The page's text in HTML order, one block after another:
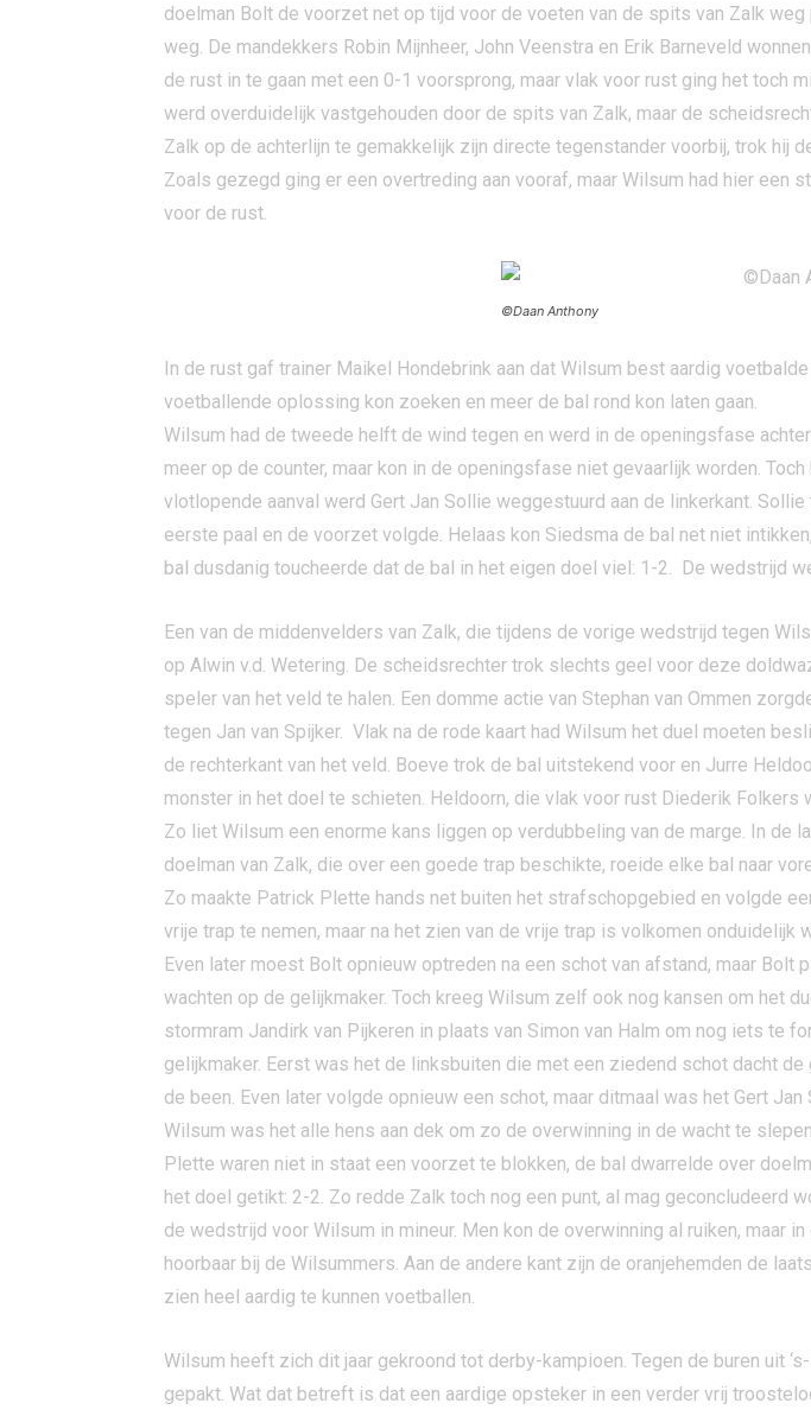
doelman Bolt de voorzet net op tijd voor de voeten van de spits van Zalk
weg. De mandekkers Robin Mijnheer, John Veenstra en Erik Barneveld
de rust in te gaan met een 0-1 voorsprong, maar vlak voor rust ging het toch
werd overduidelijk vastgehouden door de spits van Zalk, maar de
Zalk op de achterlijn te gemakkelijk zijn directe tegenstander voorbij, trok hij
Zoals gezegd ging er een overtreding aan vooraf, maar Wilsum had hier een
voor de rust.
©Daan Anthony
In de rust gaf trainer Maikel Hondebrink aan dat Wilsum best aardig
voetballende oplossing kon zoeken en meer de bal rond kon laten gaan.
Wilsum had de tweede helft de wind tegen en werd in de openingsfase
meer op de counter, maar kon in de openingsfase niet gevaarlijk worden.
vlotlopende aanval werd Gert Jan Sollie weggestuurd aan de linkerkant.
eerste paal en de voorzet volgde. Helaas kon Siedsma de bal net niet
bal dusdanig toucheerde dat de bal in het eigen doel viel: 1-2. De wedstrijd
Een van de middenvelders van Zalk, die tijdens de vorige wedstrijd tegen
op Alwin v.d. Wetering. De scheidsrechter trok slechts geel voor deze
speler van het veld te halen. Een domme actie van Stephan van Ommen
tegen Jan van Spijker. Vlak na de rode kaart had Wilsum het duel moeten
de rechterkant van het veld. Boeve trok de bal uitstekend voor en Jurre
monster in het doel te schieten. Heldoorn, die vlak voor rust Diederik
Zo liet Wilsum een enorme kans liggen op verdubbeling van de marge. In de
doelman van Zalk, die over een goede trap beschikte, roeide elke bal naar
Zo maakte Patrick Plette hands net buiten het strafschopgebied en volgde
vrije trap te nemen, maar na het zien van de vrije trap is volkomen onduidelijk
Even later moest Bolt opnieuw optreden na een schot van afstand, maar
wachten op de gelijkmaker. Toch kreeg Wilsum zelf ook nog kansen om het
stormram Jandirk van Pijkeren in plaats van Simon van Halm om nog iets te
gelijkmaker. Eerst was het de linksbuiten die met een ziedend schot dacht
de been. Even later volgde opnieuw een schot, maar ditmaal was het Gert
Wilsum was het alle hens aan dek om zo de overwinning in de wacht te
Plette waren niet in staat een voorzet te blokken, de bal dwarrelde over
het doel getikt: 2-2. Zo redde Zalk toch nog een punt, al mag
de wedstrijd voor Wilsum in mineur. Men kon de overwinning al ruiken,
hoorbaar bij de Wilsummers. Aan de andere kant zijn de oranjehemden de
zien heel aardig te kunnen voetballen.
Wilsum heeft zich dit jaar gekroond tot derby-kampioen. Tegen de buren uit
gepakt. Wat dat betreft is dat een aardige opsteker in een verder vrij